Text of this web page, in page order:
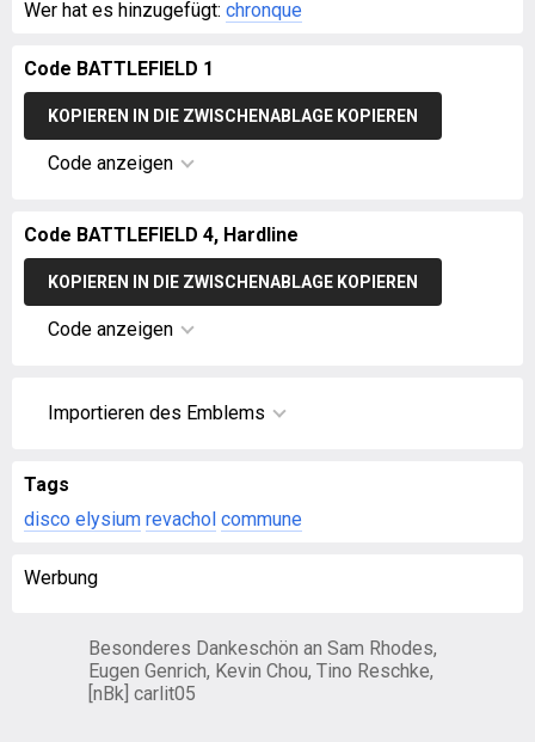
Wer hat es hinzugefügt: chronque
Code BATTLEFIELD 1
KOPIEREN IN DIE ZWISCHENABLAGE KOPIEREN
Code anzeigen
Code BATTLEFIELD 4, Hardline
KOPIEREN IN DIE ZWISCHENABLAGE KOPIEREN
Code anzeigen
Importieren des Emblems
Tags
disco elysium revachol commune
Werbung
Besonderes Dankeschön an Sam Rhodes,
Eugen Genrich, Kevin Chou, Tino Reschke,
[nBk] carlit05